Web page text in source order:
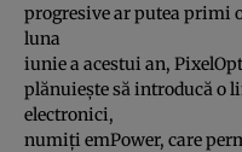
progresive ar putea primi
luna
iunie a acestui an,
plănuieşte să introducă o
electronici,
numiţi emPower, care